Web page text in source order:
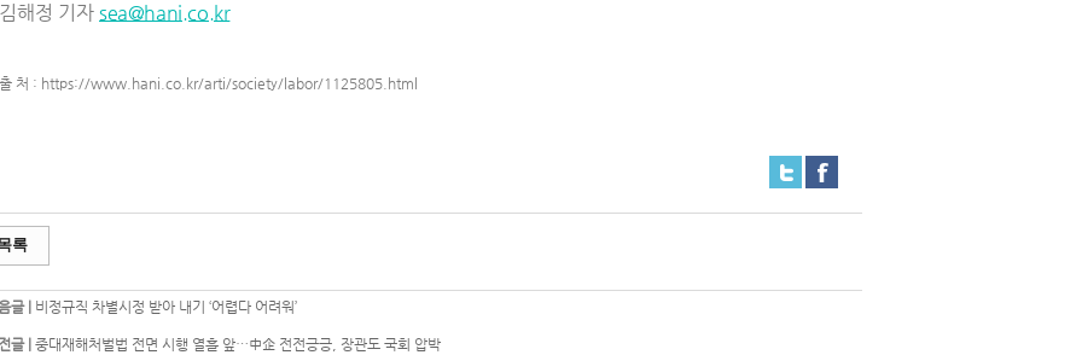
김해정 기자 sea@hani.co.kr
출 처 : https://www.hani.co.kr/arti/society/labor/1125805.html
록
글 | 비정규직 차별시정 받아 내기 ‘어렵다 어려워’
글 | 중대재해처벌법 전면 시행 열흘 앞…中企 전전긍긍, 장관도 국회 압박